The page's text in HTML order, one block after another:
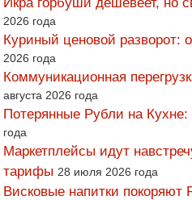
2026 года
Куриный ценовой разворот:
2026 года
Коммуникационная
августа 2026 года
Потерянные Рубли на
года
Маркетплейсы идут
тарифы 28 июля 2026 года
Висковые напитки покоряют